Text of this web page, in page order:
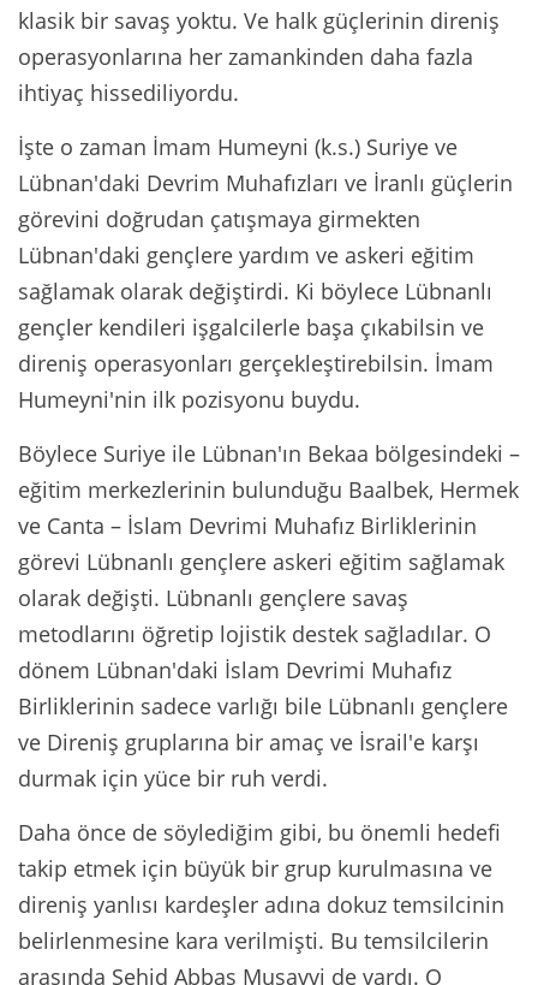
klasik bir savaş yoktu. Ve halk güçlerinin direniş
operasyonlarına her zamankinden daha fazla
ihtiyaç hissediliyordu.
İşte o zaman İmam Humeyni (k.s.) Suriye ve
Lübnan'daki Devrim Muhafızları ve İranlı güçlerin
görevini doğrudan çatışmaya girmekten
Lübnan'daki gençlere yardım ve askeri eğitim
sağlamak olarak değiştirdi. Ki böylece Lübnanlı
gençler kendileri işgalcilerle başa çıkabilsin ve
direniş operasyonları gerçekleştirebilsin. İmam
Humeyni'nin ilk pozisyonu buydu.
Böylece Suriye ile Lübnan'ın Bekaa bölgesindeki –
eğitim merkezlerinin bulunduğu Baalbek, Hermek
ve Canta – İslam Devrimi Muhafız Birliklerinin
görevi Lübnanlı gençlere askeri eğitim sağlamak
olarak değişti. Lübnanlı gençlere savaş
metodlarını öğretip lojistik destek sağladılar. O
dönem Lübnan'daki İslam Devrimi Muhafız
Birliklerinin sadece varlığı bile Lübnanlı gençlere
ve Direniş gruplarına bir amaç ve İsrail'e karşı
durmak için yüce bir ruh verdi.
Daha önce de söylediğim gibi, bu önemli hedefi
takip etmek için büyük bir grup kurulmasına ve
direniş yanlısı kardeşler adına dokuz temsilcinin
belirlenmesine kara verilmişti. Bu temsilcilerin
arasında Şehid Abbas Musavvi de vardı. O